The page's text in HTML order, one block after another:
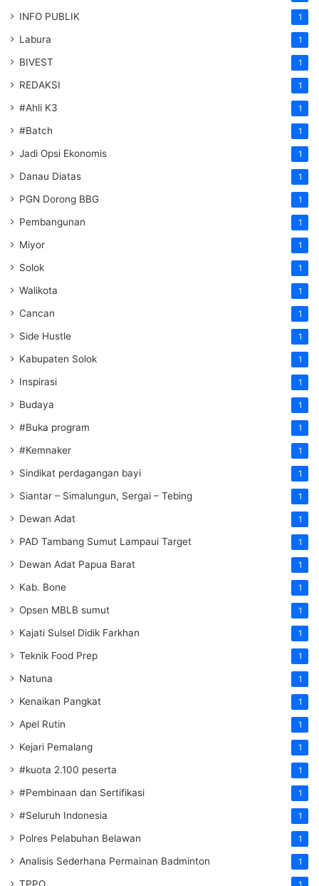
INFO PUBLIK 1
Labura 1
BIVEST 1
REDAKSI 1
#Ahli K3 1
#Batch 1
Jadi Opsi Ekonomis 1
Danau Diatas 1
PGN Dorong BBG 1
Pembangunan 1
Miyor 1
Solok 1
Walikota 1
Cancan 1
Side Hustle 1
Kabupaten Solok 1
Inspirasi 1
Budaya 1
#Buka program 1
#Kemnaker 1
Sindikat perdagangan bayi 1
Siantar – Simalungun, Sergai – Tebing 1
Dewan Adat 1
PAD Tambang Sumut Lampaui Target 1
Dewan Adat Papua Barat 1
Kab. Bone 1
Opsen MBLB sumut 1
Kajati Sulsel Didik Farkhan 1
Teknik Food Prep 1
Natuna 1
Kenaikan Pangkat 1
Apel Rutin 1
Kejari Pemalang 1
#kuota 2.100 peserta 1
#Pembinaan dan Sertifikasi 1
#Seluruh Indonesia 1
Polres Pelabuhan Belawan 1
Analisis Sederhana Permainan Badminton 1
TPPO